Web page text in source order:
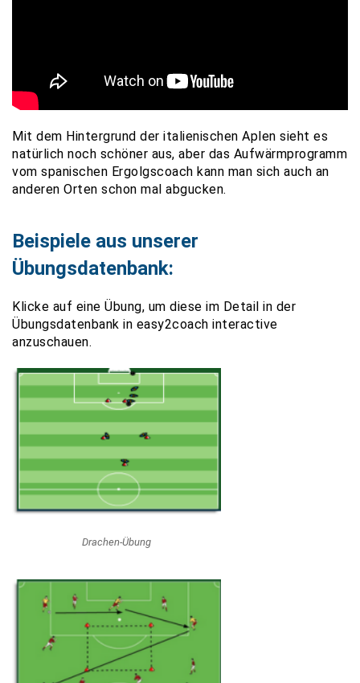
Mit dem Hintergrund der italienischen Aplen sieht es
natürlich noch schöner aus, aber das Aufwärmprogramm
vom spanischen Ergolgscoach kann man sich auch an
anderen Orten schon mal abgucken.
Beispiele aus unserer
Übungsdatenbank:
Klicke auf eine Übung, um diese im Detail in der
Übungsdatenbank in easy2coach interactive
anzuschauen.
Drachen-Übung